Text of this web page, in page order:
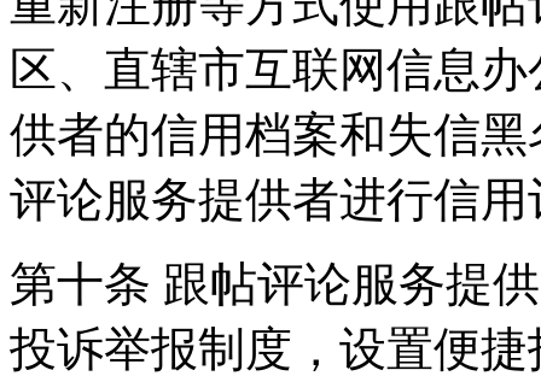
区、直辖市互联网信息
供者的信用档案和失信
评论服务提供者进行信用
第十条 跟帖评论服务提
投诉举报制度，设置便